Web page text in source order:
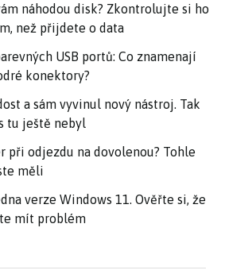
náhodou disk? Zkontrolujte si ho
než přijdete o data
USB portů: Co znamenají
konektory?
a sám vyvinul nový nástroj. Tak
tu ještě nebyl
při odjezdu na dovolenou? Tohle
měli
verze Windows 11. Ověřte si, že
mít problém